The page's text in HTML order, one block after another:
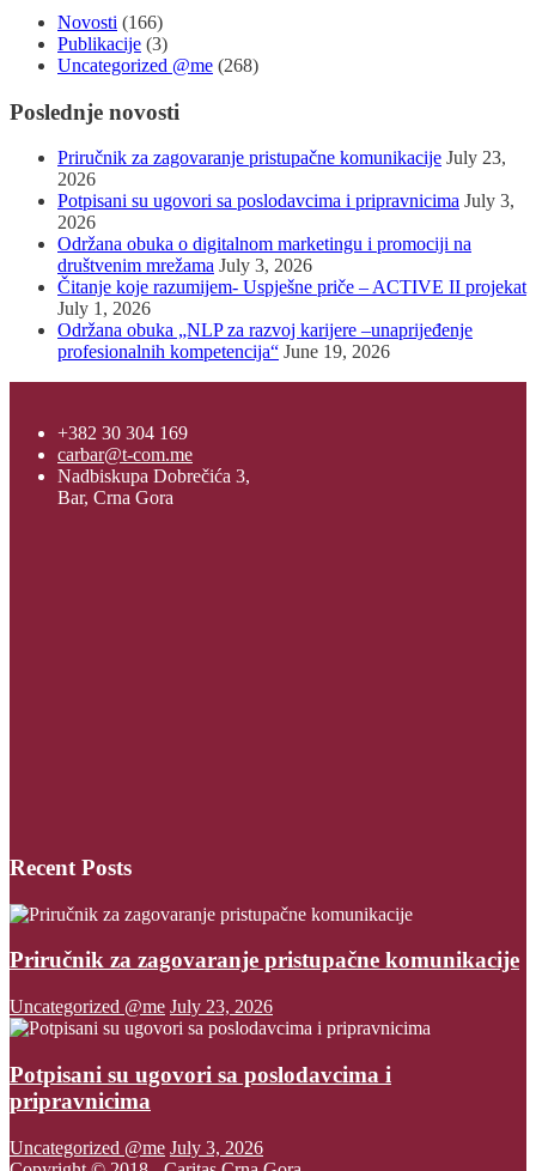
Novosti (166)
Publikacije (3)
Uncategorized @me (268)
Poslednje novosti
Priručnik za zagovaranje pristupačne komunikacije July 23,
2026
Potpisani su ugovori sa poslodavcima i pripravnicima July 3,
2026
Održana obuka o digitalnom marketingu i promociji na
društvenim mrežama July 3, 2026
Čitanje koje razumijem- Uspješne priče – ACTIVE II projekat
July 1, 2026
Održana obuka „NLP za razvoj karijere –unaprijeđenje
profesionalnih kompetencija“ June 19, 2026
+382 30 304 169
carbar@t-com.me
Nadbiskupa Dobrečića 3,
Bar, Crna Gora
Recent Posts
Priručnik za zagovaranje pristupačne komunikacije
Uncategorized @me July 23, 2026
Potpisani su ugovori sa poslodavcima i
pripravnicima
Uncategorized @me July 3, 2026